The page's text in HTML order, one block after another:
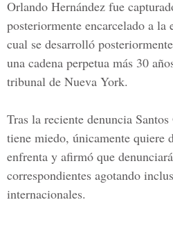
Orlando Hernández fue
posteriormente encarcelado a
cual se desarrolló
una cadena perpetua más 30
tribunal de Nueva York.
Tras la reciente denuncia
tiene miedo, únicamente quiere
enfrenta y afirmó que
correspondientes agotando
internacionales.